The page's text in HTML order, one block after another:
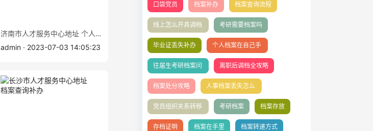
济南市人才服务中心地址 个人档案查询
admin · 2023-07-03 14:05:23
口袋党员 档案补办 档案查询流程
线上怎么开具调档
函？
考研需要档案吗
毕业证丢失补办
个人档案在自己手
里怎么办
往届生考研档案问
题
离职后调档全攻略
档案处分攻略
人事档案丢失怎么
补办
党员组织关系转移
全流程指南
考研档案 档案存放
存档证明 档案在手里 档案转递方式